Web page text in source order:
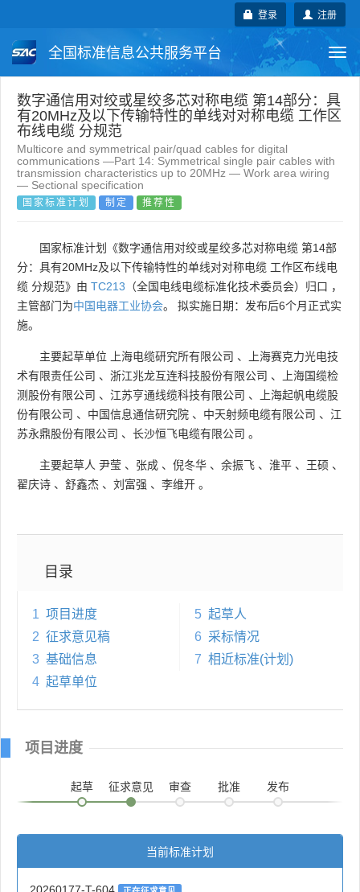
注册
登录
全国标准信息公共服务平台
国家标准 行业标准 地方标准
团体标准
国外标准 技术委员会
数字通信用对绞或星绞多芯对称电缆 第14部分：具
有20MHz及以下传输特性的单线对对称电缆 工作区
布线电缆 分规范
Multicore and symmetrical pair/quad cables for digital
communications —Part 14: Symmetrical single pair cables with
transmission characteristics up to 20MHz — Work area wiring
— Sectional specification
国家标准计划 制定 推荐性
国家标准计划《数字通信用对绞或星绞多芯对称电缆 第14部
分：具有20MHz及以下传输特性的单线对对称电缆 工作区布线电
缆 分规范》由 TC213 （全国电线电缆标准化技术委员会）归口 ，
主管部门为中国电器工业协会。 拟实施日期：发布后6个月正式实
施。
主要起草单位 上海电缆研究所有限公司 、
上海赛克力光电技
术有限责任公司 、 浙江兆龙互连科技股份有限公司 、
上海国缆检
测股份有限公司 、 江苏亨通线缆科技有限公司 、
上海起帆电缆股
份有限公司 、 中国信息通信研究院 、 中天射频电缆有限公司 、 江
苏永鼎股份有限公司 、 长沙恒飞电缆有限公司 。
主要起草人 尹莹 、 张成 、 倪冬华 、 余振飞 、 淮平 、 王硕 、
翟庆诗 、 舒鑫杰 、 刘富强 、 李维开 。
目录
1 项目进度
2 征求意见稿
3 基础信息
4 起草单位
5 起草人
6 采标情况
7 相近标准(计划)
项目进度
起草 征求意见 审查 批准 发布
当前标准计划